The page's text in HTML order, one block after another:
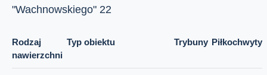
"Wachnowskiego" 22
Rodzaj
nawierzchni
Typ obiektu Trybuny Piłkochwyty